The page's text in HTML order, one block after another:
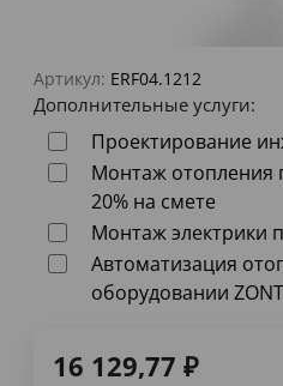
Артикул: ERF04.1212
Дополнительные услуги:
Проектирование
Монтаж отопления
20% на смете
Монтаж электрики
Автоматизация
оборудовании ZONT
16 129,77 ₽